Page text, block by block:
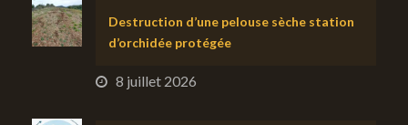
Destruction d’une pelouse sèche station
d’orchidée protégée
8 juillet 2026